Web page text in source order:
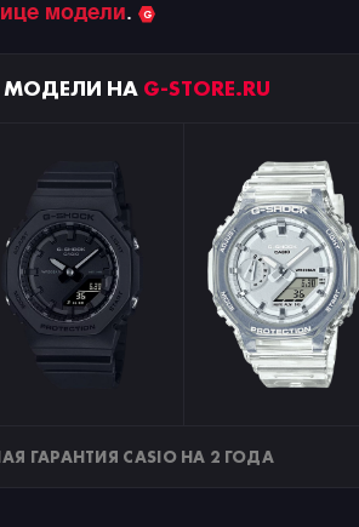
модели.
НА G-STORE.RU
ГАРАНТИЯ CASIO НА 2 ГОДА